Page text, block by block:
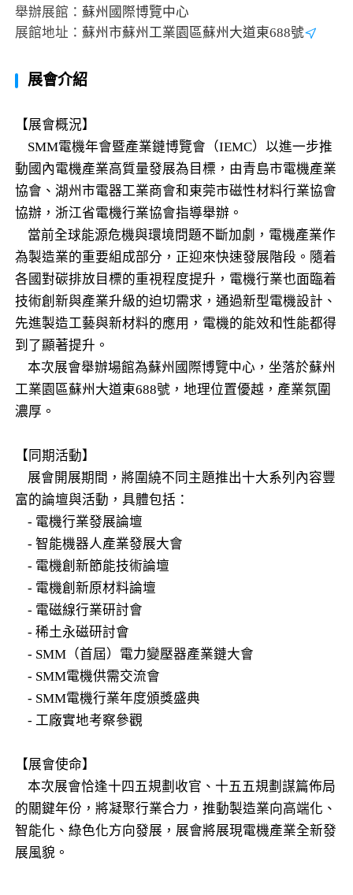
舉辦展館：蘇州國際博覽中心
展館地址：蘇州市蘇州工業園區蘇州大道東688號
展會介紹
【展會概況】
SMM電機年會暨產業鏈博覽會（IEMC）以進一步推
動國內電機產業高質量發展為目標，由青島市電機產業
協會、湖州市電器工業商會和東莞市磁性材料行業協會
協辦，浙江省電機行業協會指導舉辦。
當前全球能源危機與環境問題不斷加劇，電機產業作
為製造業的重要組成部分，正迎來快速發展階段。隨着
各國對碳排放目標的重視程度提升，電機行業也面臨着
技術創新與產業升級的迫切需求，通過新型電機設計、
先進製造工藝與新材料的應用，電機的能效和性能都得
到了顯著提升。
本次展會舉辦場館為蘇州國際博覽中心，坐落於蘇州
工業園區蘇州大道東688號，地理位置優越，產業氛圍
濃厚。
【同期活動】
展會開展期間，將圍繞不同主題推出十大系列內容豐
富的論壇與活動，具體包括：
- 電機行業發展論壇
- 智能機器人產業發展大會
- 電機創新節能技術論壇
- 電機創新原材料論壇
- 電磁線行業研討會
- 稀土永磁研討會
- SMM（首屆）電力變壓器產業鏈大會
- SMM電機供需交流會
- SMM電機行業年度頒獎盛典
- 工廠實地考察參觀
【展會使命】
本次展會恰逢十四五規劃收官、十五五規劃謀篇佈局
的關鍵年份，將凝聚行業合力，推動製造業向高端化、
智能化、綠色化方向發展，展會將展現電機產業全新發
展風貌。